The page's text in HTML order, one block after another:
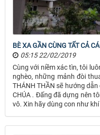
BÈ XA GẦN CÙNG TẤT CẢ
05:15 22/02/2019
Cùng với niềm xác tìn, tôi
nghèo, những mảnh đòi
THÁNH THẦN sẽ hướng
CHÚA . Đấng đã dựng nên
vô. Xin hãy dùng con như